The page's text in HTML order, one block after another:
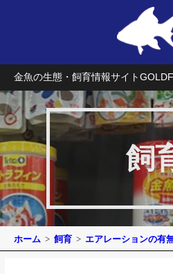
金魚の生態・飼育情報サイト
飼
ホーム 飼育 エアレーションの有